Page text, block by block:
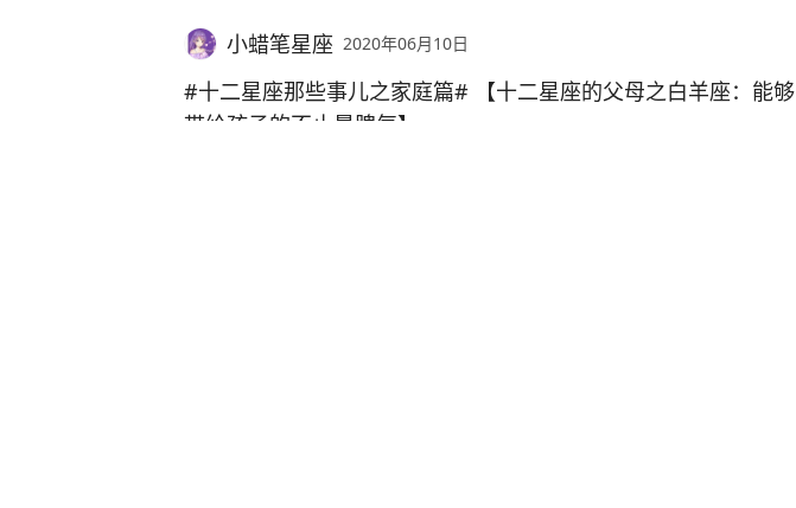
的影响，并且真正进入社会之后，孩子们会发现自己的父母留给自
性思维也从小影响着自己的孩子。处女座明白自己不能一直陪伴在
并且在婚后，金牛座的感情也非常幸福。他们任劳任怨的性格促使
他们不会放下生活的担子，即使生活艰难，他们也会坚持下去。这
样负责任的性格对于自己的孩子本身就是一种以身作则的教育模
小蜡笔星座 2020年06月10日
#十二星座那些事儿之家庭篇# 【十二星座的父母之白羊座：能够
带给孩子的不止暴脾气】